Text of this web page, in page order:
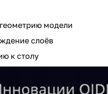
модели
слоёв
к столу